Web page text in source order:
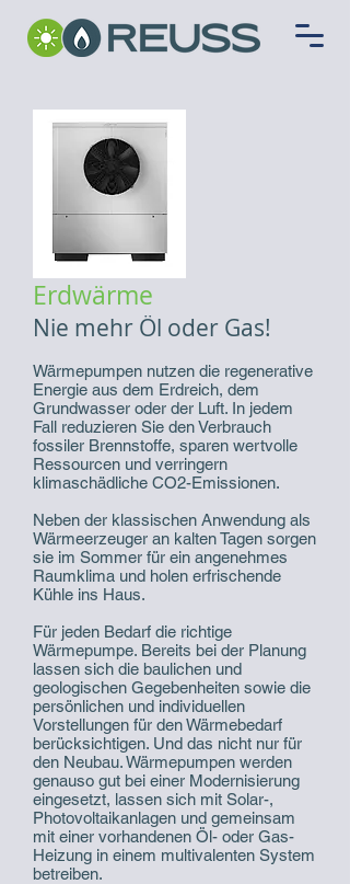
Erdwärme
Nie mehr Öl oder Gas!
Wärmepumpen nutzen die regenerative
Energie aus dem Erdreich, dem
Grundwasser oder der Luft. In jedem
Fall reduzieren Sie den Verbrauch
fossiler Brennstoffe, sparen wertvolle
Ressourcen und verringern
klimaschädliche CO2-Emissionen.
Neben der klassischen Anwendung als
Wärmeerzeuger an kalten Tagen sorgen
sie im Sommer für ein angenehmes
Raumklima und holen erfrischende
Kühle ins Haus.
Für jeden Bedarf die richtige
Wärmepumpe. Bereits bei der Planung
lassen sich die baulichen und
geologischen Gegebenheiten sowie die
persönlichen und individuellen
Vorstellungen für den Wärmebedarf
berücksichtigen. Und das nicht nur für
den Neubau. Wärmepumpen werden
genauso gut bei einer Modernisierung
eingesetzt, lassen sich mit Solar-,
Photovoltaikanlagen und gemeinsam
mit einer vorhandenen Öl- oder Gas-
Heizung in einem multivalenten System
betreiben.